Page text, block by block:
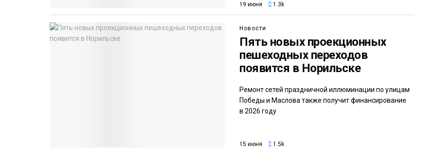
19 июня 1.3k
Новости
Пять новых проекционных
пешеходных переходов
появится в Норильске
Ремонт сетей праздничной иллюминации по улицам
Победы и Маслова также получит финансирование
в 2026 году
15 июня 1.5k